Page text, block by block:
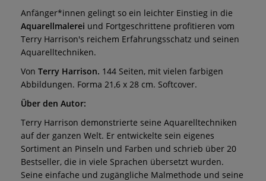
Anfänger*innen gelingt so ein leichter Einstieg in die
Aquarellmalerei und Fortgeschrittene profitieren vom
Terry Harrison's reichem Erfahrungsschatz und seinen
Aquarelltechniken.
Von Terry Harrison. 144 Seiten, mit vielen farbigen
Abbildungen. Forma 21,6 x 28 cm. Softcover.
Über den Autor:
Terry Harrison demonstrierte seine Aquarelltechniken
auf der ganzen Welt. Er entwickelte sein eigenes
Sortiment an Pinseln und Farben und schrieb über 20
Bestseller, die in viele Sprachen übersetzt wurden.
Seine einfache und zugängliche Malmethode und seine